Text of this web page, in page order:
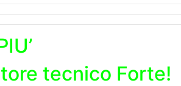
tecnico Forte!